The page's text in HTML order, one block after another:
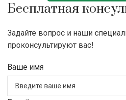
Бесплатная
Задайте вопрос и наши
проконсультируют вас!
Ваше имя